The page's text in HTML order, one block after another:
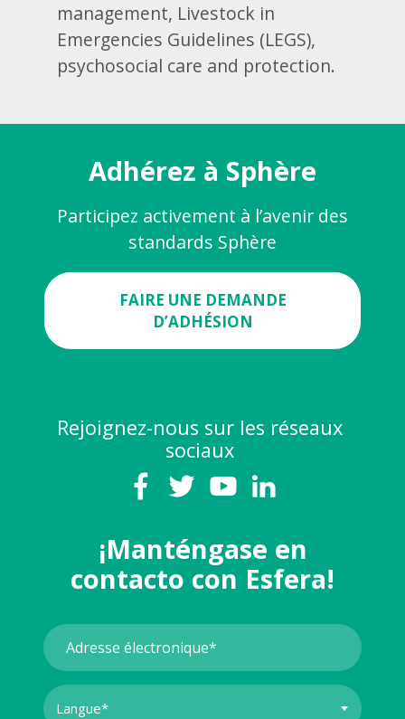
management, Livestock in
Emergencies Guidelines (LEGS),
psychosocial care and protection.
Adhérez à Sphère
Participez activement à l’avenir des
standards Sphère
FAIRE UNE DEMANDE
D’ADHÉSION
Rejoignez-nous sur les réseaux
sociaux
¡Manténgase en
contacto con Esfera!